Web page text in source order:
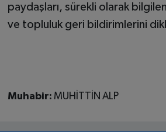
paydaşları, sürekli olarak
ve topluluk geri bildirimlerini
Muhabir: MUHİTTİN ALP